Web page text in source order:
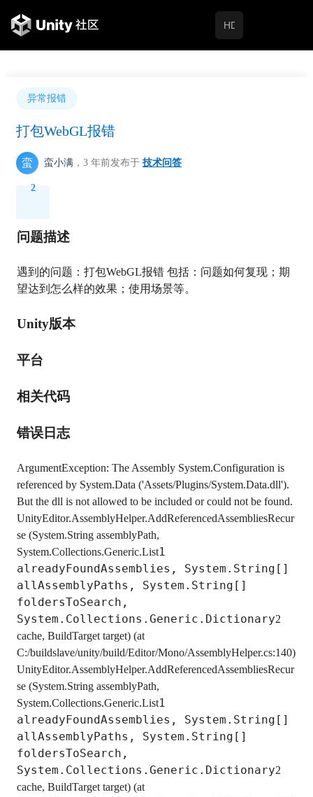
异常报错
打包WebGL报错
蛮 蛮小满 ，3 年前发布于 技术问答
2
问题描述
遇到的问题：打包WebGL报错 包括：问题如何复现；期
望达到怎么样的效果；使用场景等。
Unity版本
平台
相关代码
错误日志
ArgumentException: The Assembly System.Configuration is
referenced by System.Data ('Assets/Plugins/System.Data.dll').
But the dll is not allowed to be included or could not be found.
UnityEditor.AssemblyHelper.AddReferencedAssembliesRecur
se (System.String assemblyPath,
System.Collections.Generic.List1
alreadyFoundAssemblies, System.String[]
allAssemblyPaths, System.String[]
foldersToSearch,
System.Collections.Generic.Dictionary2
cache, BuildTarget target) (at
C:/buildslave/unity/build/Editor/Mono/AssemblyHelper.cs:140)
UnityEditor.AssemblyHelper.AddReferencedAssembliesRecur
se (System.String assemblyPath,
System.Collections.Generic.List1
alreadyFoundAssemblies, System.String[]
allAssemblyPaths, System.String[]
foldersToSearch,
System.Collections.Generic.Dictionary2
cache, BuildTarget target) (at